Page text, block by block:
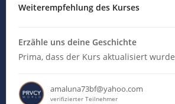
Weiterempfehlung des Kurses
Erzähle uns deine Geschichte
Prima, dass der Kurs aktualisiert wurde
amaluna73bf@yahoo.com
verifizierter Teilnehmer